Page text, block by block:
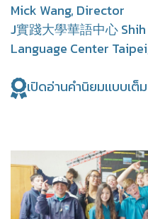
Mick Wang, Director
J實踐大學華語中心
Language Center
เปิดอ่านคำนิยมเเบบเ